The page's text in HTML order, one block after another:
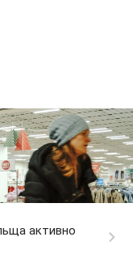
активно